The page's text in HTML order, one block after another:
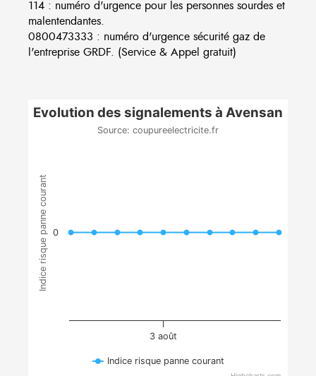
114 : numéro d'urgence pour les personnes sourdes et
malentendantes.
0800473333 : numéro d'urgence sécurité gaz de
l'entreprise GRDF. (Service & Appel gratuit)
Indice risque panne courant
Evolution des signalements à Avensan
Source: coupureelectricite.fr
3 août
0
Indice risque panne courant